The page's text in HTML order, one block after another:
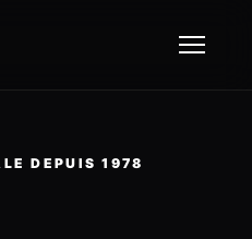
DEPUIS 1978